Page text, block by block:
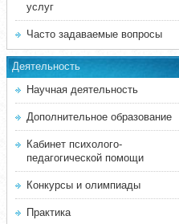
услуг
Часто задаваемые вопросы
Деятельность
Научная деятельность
Дополнительное образование
Кабинет психолого-
педагогической помощи
Конкурсы и олимпиады
Практика